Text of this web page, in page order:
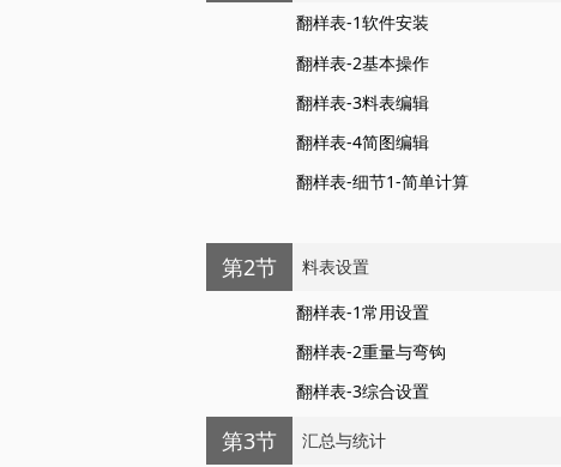
翻样表-1软件安装
翻样表-2基本操作
翻样表-3料表编辑
翻样表-4简图编辑
翻样表-细节1-简单计算
第2节
料表设置
翻样表-1常用设置
翻样表-2重量与弯钩
翻样表-3综合设置
第3节
汇总与统计